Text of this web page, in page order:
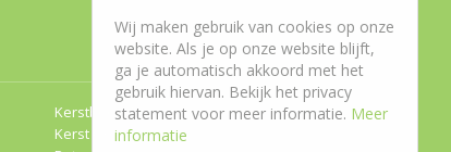
Kerstboom Roden
Kerst Groningen
Wij maken gebruik van cookies op onze
website. Als je op onze website blijft,
ga je automatisch akkoord met het
gebruik hiervan. Bekijk het privacy
statement voor meer informatie. Meer
informatie